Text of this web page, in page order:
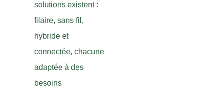
solutions existent :
filaire, sans fil,
hybride et
connectée, chacune
adaptée à des
besoins